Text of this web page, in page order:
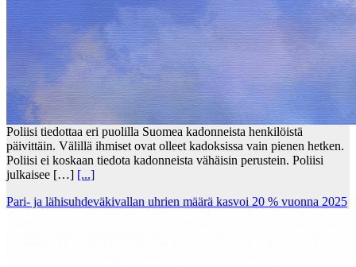
Poliisi tiedottaa eri puolilla Suomea kadonneista henkilöistä
päivittäin. Välillä ihmiset ovat olleet kadoksissa vain pienen hetken.
Poliisi ei koskaan tiedota kadonneista vähäisin perustein. Poliisi
julkaisee […] [...]
Pari- ja lähisuhdeväkivallan uhrien määrä kasvoi 20 % vuonna 2025